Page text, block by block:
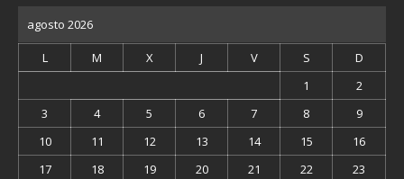
agosto 2026
L M X J V S
D
1
2
3
4 5 6 7 8
9
10
11 12 13 14 15
16
17
18 19 20 21 22 23